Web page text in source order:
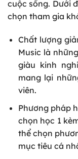
cuộc sống. Dưới
chọn tham gia
Chất lượng
Music là
giàu kinh
mang lại
viên.
Phương pháp
chọn học 1
thể chọn
mục tiêu cá